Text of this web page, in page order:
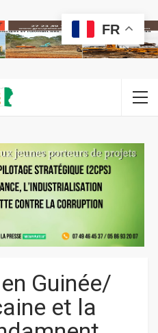
Guinée/
et la
FR